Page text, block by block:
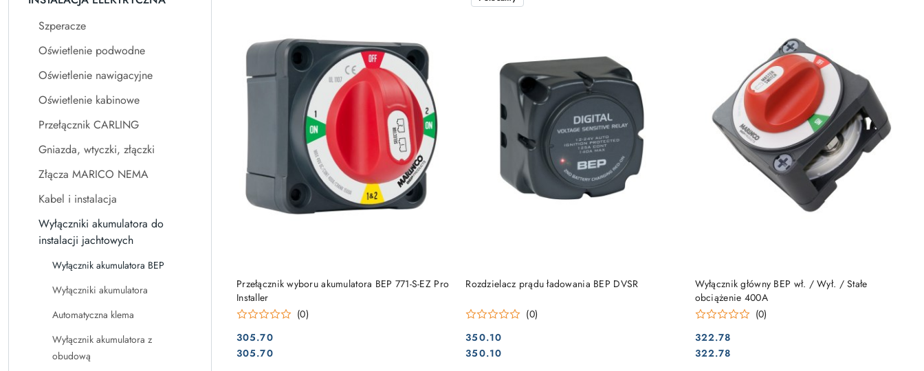
Szperacze
Oświetlenie podwodne
Oświetlenie nawigacyjne
Oświetlenie kabinowe
Przełącznik CARLING
Gniazda, wtyczki, złączki
Złącza MARICO NEMA
Kabel i instalacja
Wyłączniki akumulatora do
instalacji jachtowych
Wyłącznik akumulatora BEP
Wyłączniki akumulatora
Automatyczna klema
Wyłącznik akumulatora z
obudową
Przełącznik wyboru akumulatora BEP 771-S-EZ Pro
Installer
(0)
Cena:
305.70
Cena:
305.70
DO KOSZYKA Rozdzielacz prądu ładowania BEP DVSR
(0)
Cena:
350.10
Cena:
350.10
DO KOSZYKA
Wyłącznik główny BEP wł. / Wył. / Stałe
obciążenie 400A
(0)
Cena:
322.78
Cena:
322.78
DO KOSZYKA